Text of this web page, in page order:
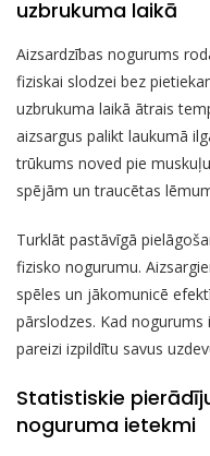
uzbrukuma laikā
Aizsardzības nogurums
fiziskai slodzei bez
uzbrukuma laikā ātrais
aizsargus palikt laukumā
trūkums noved pie
spējām un traucētas
Turklāt pastāvīgā
fizisko nogurumu.
spēles un jākomunicē
pārslodzes. Kad
pareizi izpildītu savus
Statistiskie
noguruma ietekmi